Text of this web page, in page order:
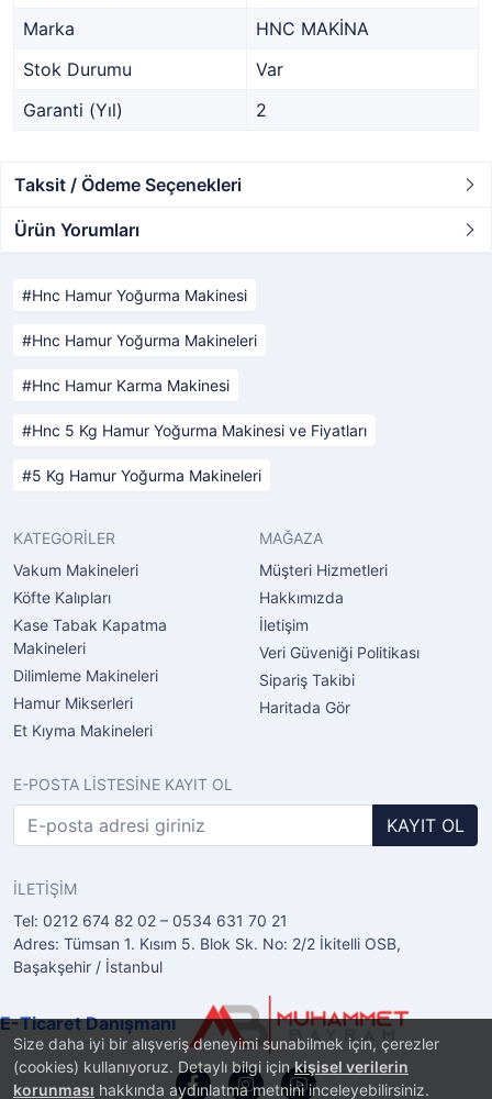
Size daha iyi bir alışveriş deneyimi sunabilmek için, çerezler
(cookies) kullanıyoruz. Detaylı bilgi içinkişisel verilerin
korunması hakkında aydınlatma metnini inceleyebilirsiniz.
Marka
HNC MAKİNA
Stok Durumu
Var
Garanti (Yıl)
2
Taksit / Ödeme Seçenekleri
Ürün Yorumları
Hnc Hamur Yoğurma Makinesi
Hnc Hamur Yoğurma Makineleri
Hnc Hamur Karma Makinesi
Hnc 5 Kg Hamur Yoğurma Makinesi ve Fiyatları
5 Kg Hamur Yoğurma Makineleri
KATEGORİLER
Vakum Makineleri
Köfte Kalıpları
Kase Tabak Kapatma
Makineleri
Dilimleme Makineleri
Hamur Mikserleri
Et Kıyma Makineleri
MAĞAZA
Müşteri Hizmetleri
Hakkımızda
İletişim
Veri Güveniği Politikası
Sipariş Takibi
Haritada Gör
E-POSTA LİSTESİNE KAYIT OL
KAYIT OL
İLETİŞİM
Tel: 0212 674 82 02 – 0534 631 70 21
Adres: Tümsan 1. Kısım 5. Blok Sk. No: 2/2 İkitelli OSB,
Başakşehir / İstanbul
E-Ticaret Danışmanı